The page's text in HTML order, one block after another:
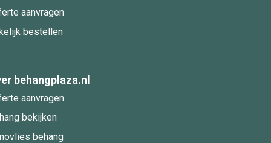
aanvragen
bestellen
behangplaza.nl
aanvragen
bekijken
behang